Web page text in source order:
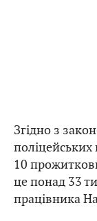
Згідно з
10
це понад 33
працівника